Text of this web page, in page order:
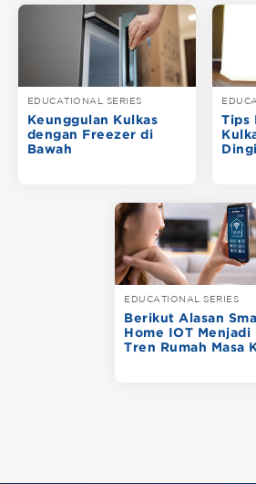
EDUCATIONAL SERIES
Keunggulan Kulkas
dengan Freezer di
Bawah
Tips
EDUCATIONAL SERIES
Berikut Alasan
Home IOT Menjadi
Tren Rumah Masa